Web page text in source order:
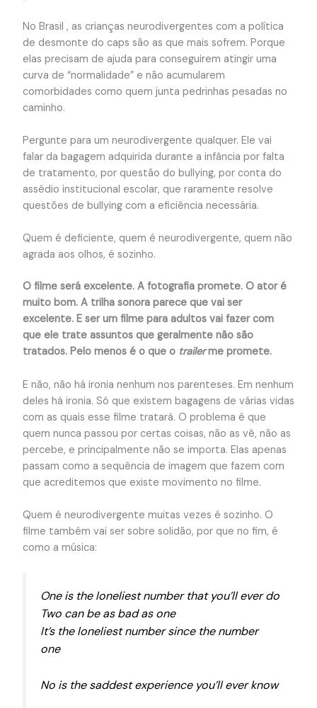
No Brasil , as crianças neurodivergentes com a política
de desmonte do caps são as que mais sofrem. Porque
elas precisam de ajuda para conseguirem atingir uma
curva de “normalidade” e não acumularem
comorbidades como quem junta pedrinhas pesadas no
caminho.
Pergunte para um neurodivergente qualquer. Ele vai
falar da bagagem adquirida durante a infância por falta
de tratamento, por questão do bullying, por conta do
assédio institucional escolar, que raramente resolve
questões de bullying com a eficiência necessária.
Quem é deficiente, quem é neurodivergente, quem não
agrada aos olhos, é sozinho.
O filme será excelente. A fotografia promete. O ator é
muito bom. A trilha sonora parece que vai ser
excelente. E ser um filme para adultos vai fazer com
que ele trate assuntos que geralmente não são
tratados. Pelo menos é o que o trailerme promete.
E não, não há ironia nenhum nos parenteses. Em nenhum
deles há ironia. Só que existem bagagens de várias vidas
com as quais esse filme tratará. O problema é que
quem nunca passou por certas coisas, não as vê, não as
percebe, e principalmente não se importa. Elas apenas
passam como a sequência de imagem que fazem com
que acreditemos que existe movimento no filme.
Quem é neurodivergente muitas vezes é sozinho. O
filme também vai ser sobre solidão, por que no fim, é
como a música:
One is the loneliest number that you’ll ever do
Two can be as bad as one
It’s the loneliest number since the number
one
No is the saddest experience you’ll ever know